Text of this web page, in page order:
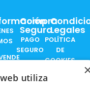
Compra
Segura
PAGO
SEGURO
NACIONALES
Legales
POLÍTICA
DE
COOKIES
POLÍTICAS
utiliza